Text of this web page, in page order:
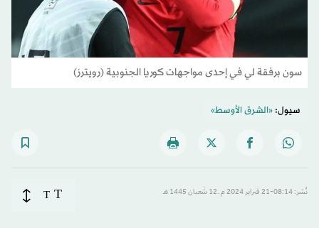
سون برفقة لي في إحدى مواجهات كوريا الجنوبية (رويترز)
سيول:«الشرق الأوسط»
نُشر: 08:14-21 فبراير 2024 م ـ 12 شَعبان 1445 هـ T
T